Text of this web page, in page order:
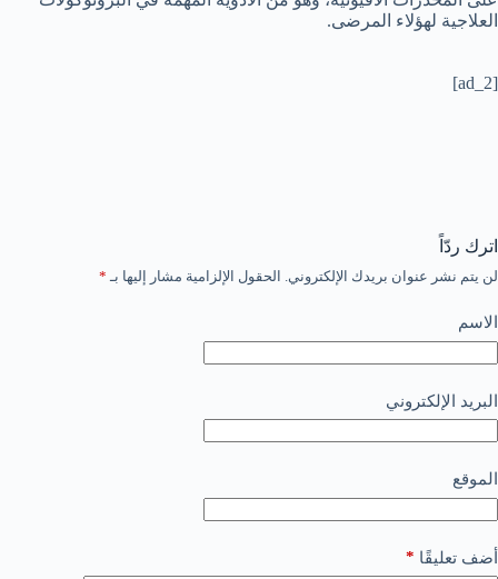
العلاجية لهؤلاء المرضى.
[ad_2]
اترك ردّاً
لن يتم نشر عنوان بريدك الإلكتروني. الحقول الإلزامية مشار إليها بـ *
الاسم
البريد الإلكتروني
الموقع
أضف تعليقًا *